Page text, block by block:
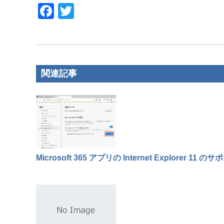
F
c
b
o
o
tt
関連記事
Microsoft 365 アプリの Internet Explorer 11 のサポ